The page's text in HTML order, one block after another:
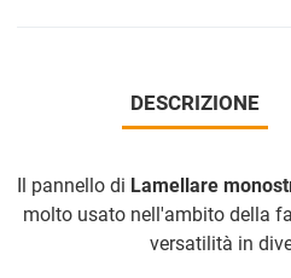
DESCRIZIONE
Il pannello di Lamellare
molto usato nell'ambito della
versatilità in